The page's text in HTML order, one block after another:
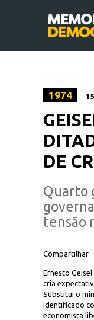
1974
DE
Quarto
tensão
Compartilhar
Ernesto
cria
Substitui o
identificado
economista